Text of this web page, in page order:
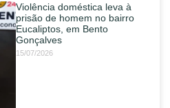
Violência doméstica leva à
prisão de homem no bairro
Eucaliptos, em Bento
Gonçalves
15/07/2026